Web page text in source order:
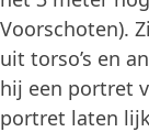
Voorschoten).
uit torso’s en
hij een portret
portret laten